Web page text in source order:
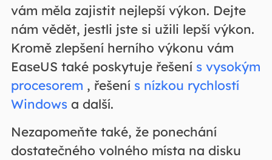
vám měla zajistit nejlepší výkon. Dejte
nám vědět, jestli jste si užili lepší výkon.
Kromě zlepšení herního výkonu vám
EaseUS také poskytuje řešení s vysokým
procesorem , řešení s nízkou rychlostí
Windows a další.
Nezapomeňte také, že ponechání
dostatečného volného místa na disku